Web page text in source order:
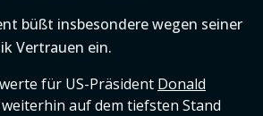
büßt insbesondere wegen seiner
Vertrauen ein.
für US-Präsident Donald
auf dem tiefsten Stand